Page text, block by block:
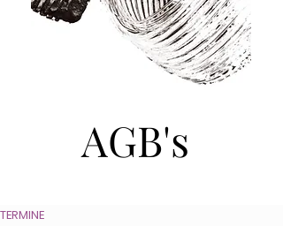
AGB's
TERMINE